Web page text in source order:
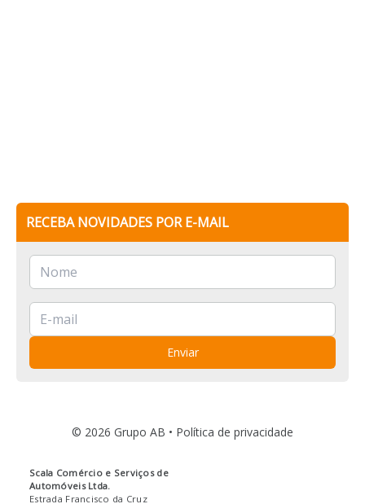
RECEBA NOVIDADES POR E-MAIL
Enviar
© 2026 Grupo AB • Política de privacidade
Scala Comércio e Serviços de
Automóveis Ltda.
Estrada Francisco da Cruz